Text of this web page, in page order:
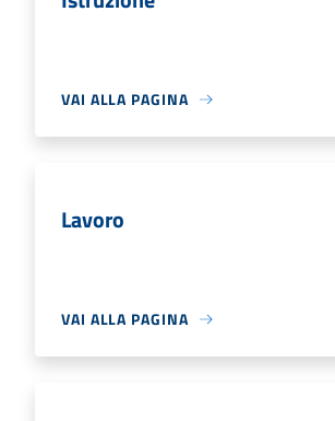
VAI ALLA PAGINA
Lavoro
VAI ALLA PAGINA